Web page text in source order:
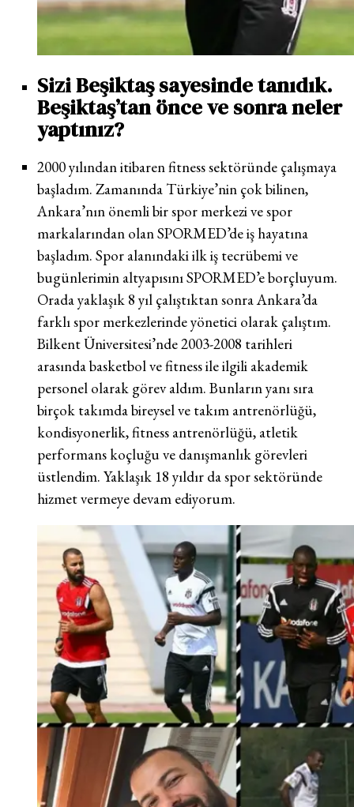
Sizi Beşiktaş sayesinde tanıdık.
Beşiktaş’tan önce ve sonra neler
yaptınız?
2000 yılından itibaren fitness sektöründe çalışmaya
başladım. Zamanında Türkiye’nin çok bilinen,
Ankara’nın önemli bir spor merkezi ve spor
markalarından olan SPORMED’de iş hayatına
başladım. Spor alanındaki ilk iş tecrübemi ve
bugünlerimin altyapısını SPORMED’e borçluyum.
Orada yaklaşık 8 yıl çalıştıktan sonra Ankara’da
farklı spor merkezlerinde yönetici olarak çalıştım.
Bilkent Üniversitesi’nde 2003-2008 tarihleri
arasında basketbol ve fitness ile ilgili akademik
personel olarak görev aldım. Bunların yanı sıra
birçok takımda bireysel ve takım antrenörlüğü,
kondisyonerlik, fitness antrenörlüğü, atletik
performans koçluğu ve danışmanlık görevleri
üstlendim. Yaklaşık 18 yıldır da spor sektöründe
hizmet vermeye devam ediyorum.